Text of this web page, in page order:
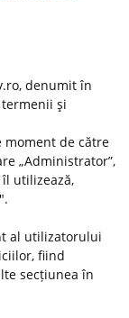
denumit în
şi
de către
„Administrator”,
utilizează,
al utilizatorului
fiind
secțiunea în